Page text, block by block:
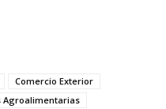
Comercio Exterior
Agroalimentarias